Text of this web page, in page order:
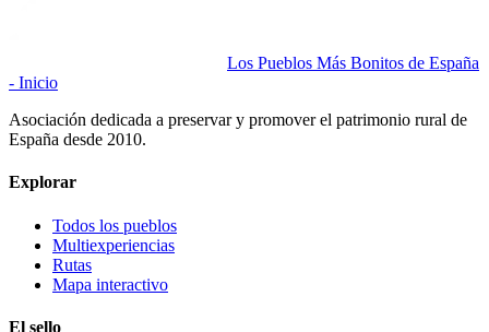
Los Pueblos Más Bonitos de España
- Inicio
Asociación dedicada a preservar y promover el patrimonio rural de
España desde 2010.
Explorar
Todos los pueblos
Multiexperiencias
Rutas
Mapa interactivo
El sello